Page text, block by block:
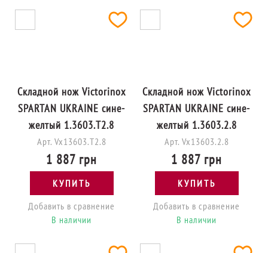
Складной нож Victorinox
SPARTAN UKRAINE сине-
желтый 1.3603.T2.8
Арт. Vx13603.T2.8
1 887 грн
КУПИТЬ
Добавить в сравнение
В наличии
Складной нож Victorinox
SPARTAN UKRAINE сине-
желтый 1.3603.2.8
Арт. Vx13603.2.8
1 887 грн
КУПИТЬ
Добавить в сравнение
В наличии